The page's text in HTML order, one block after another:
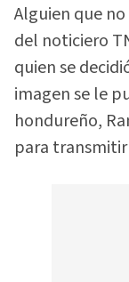
Alguien que
del noticiero
quien se
imagen se le
hondureño,
para